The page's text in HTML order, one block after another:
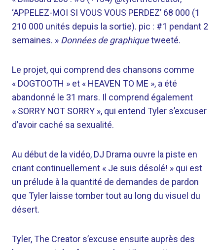
‘APPELEZ-MOI SI VOUS VOUS PERDEZ’ 68 000 (1
210 000 unités depuis la sortie). pic : #1 pendant 2
semaines. » Données de graphiquetweeté.
Le projet, qui comprend des chansons comme
« DOGTOOTH » et « HEAVEN TO ME », a été
abandonné le 31 mars. Il comprend également
« SORRY NOT SORRY », qui entend Tyler s’excuser
d’avoir caché sa sexualité.
Au début de la vidéo, DJ Drama ouvre la piste en
criant continuellement « Je suis désolé! » qui est
un prélude à la quantité de demandes de pardon
que Tyler laisse tomber tout au long du visuel du
désert.
Tyler, The Creator s’excuse ensuite auprès des